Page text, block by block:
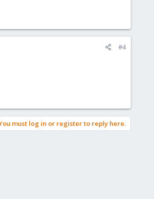
#4
must log in or register to reply here.